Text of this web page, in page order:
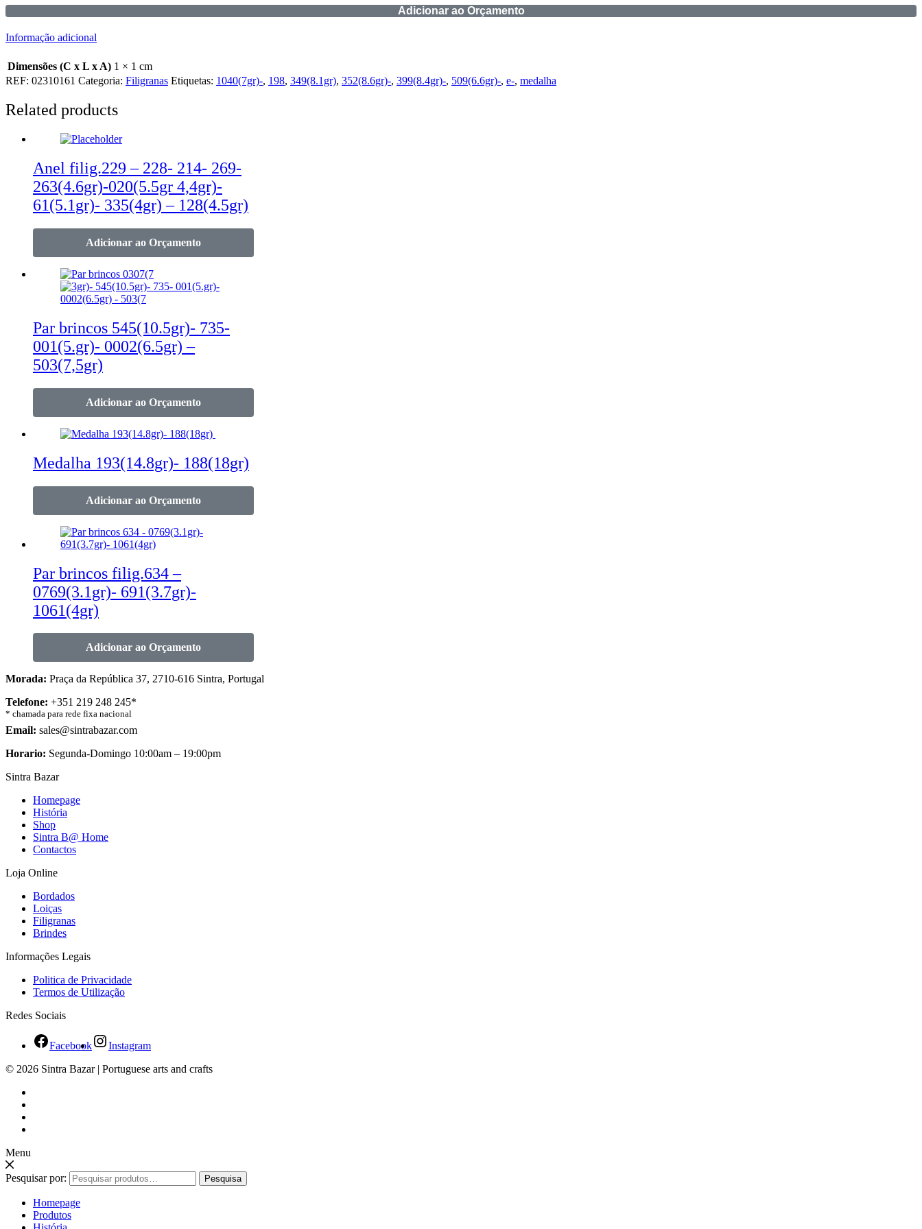
Adicionar ao Orçamento
Informação adicional
Dimensões (C x L x A) 1 × 1 cm
REF: 02310161 Categoria: Filigranas Etiquetas: 1040(7gr)-, 198, 349(8.1gr), 352(8.6gr)-, 399(8.4gr)-, 509(6.6gr)-, e-, medalha
Related products
Anel filig.229 – 228- 214- 269-
263(4.6gr)-020(5.5gr 4,4gr)-
61(5.1gr)- 335(4gr) – 128(4.5gr)
Adicionar ao Orçamento
Par brincos 545(10.5gr)- 735-
001(5.gr)- 0002(6.5gr) –
503(7,5gr)
Adicionar ao Orçamento
Medalha 193(14.8gr)- 188(18gr)
Adicionar ao Orçamento
Par brincos filig.634 –
0769(3.1gr)- 691(3.7gr)-
1061(4gr)
Adicionar ao Orçamento
Morada: Praça da República 37, 2710-616 Sintra, Portugal
Telefone: +351 219 248 245*
* chamada para rede fixa nacional
Email: sales@sintrabazar.com
Horario: Segunda-Domingo 10:00am – 19:00pm
Sintra Bazar
Homepage
História
Shop
Sintra B@ Home
Contactos
Loja Online
Bordados
Loiças
Filigranas
Brindes
Informações Legais
Politica de Privacidade
Termos de Utilização
Redes Sociais
Facebook
Instagram
© 2026 Sintra Bazar | Portuguese arts and crafts
Menu
Pesquisar por: Pesquisa
Homepage
Produtos